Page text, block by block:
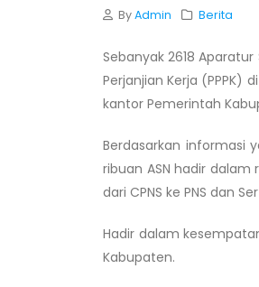
ByAdmin Berita
Sebanyak 2618
Perjanjian Kerja
kantor Pemerintah
Berdasarkan informasi
ribuan ASN hadir dalam
dari CPNS ke PNS dan
Hadir dalam
Kabupaten.